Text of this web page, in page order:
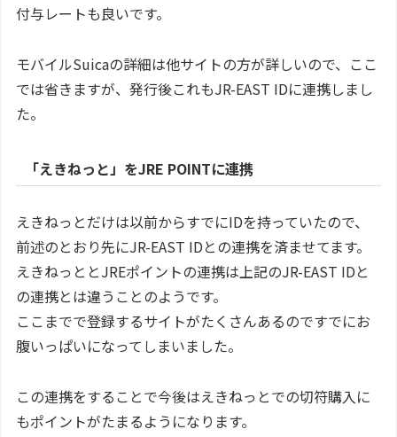
付与レートも良いです。
モバイルSuicaの詳細は他サイトの方が詳しいので、ここ
では省きますが、発行後これもJR-EAST IDに連携しまし
た。
「えきねっと」をJRE POINTに連携
えきねっとだけは以前からすでにIDを持っていたので、
前述のとおり先にJR-EAST IDとの連携を済ませてます。
えきねっととJREポイントの連携は上記のJR-EAST IDと
の連携とは違うことのようです。
ここまでで登録するサイトがたくさんあるのですでにお
腹いっぱいになってしまいました。
この連携をすることで今後はえきねっとでの切符購入に
もポイントがたまるようになります。